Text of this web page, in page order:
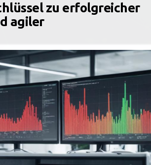
zu erfolgreicher
agiler